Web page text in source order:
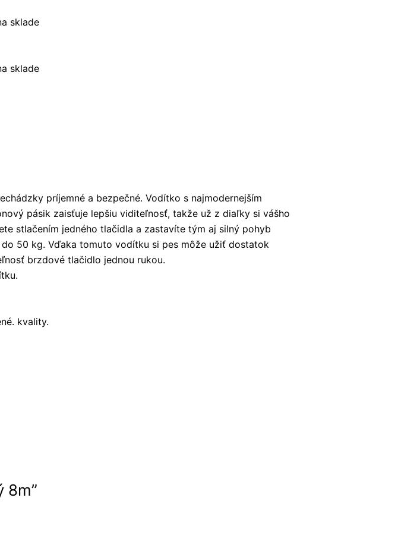
sklade
sklade
príjemné a bezpečné. Vodítko s najmodernejším
pásik zaisťuje lepšiu viditeľnosť, takže už z diaľky si vášho
stlačením jedného tlačidla a zastavíte tým aj silný pohyb
50 kg. Vďaka tomuto vodítku si pes môže užiť dostatok
brzdové tlačidlo jednou rukou.
kvality.
8m”